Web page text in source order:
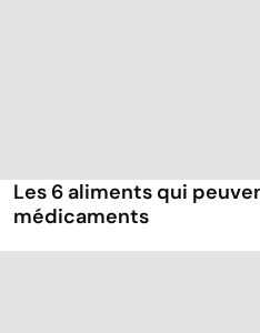
Les 6 aliments qui
médicaments